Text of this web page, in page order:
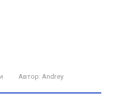
Автор: Andrey